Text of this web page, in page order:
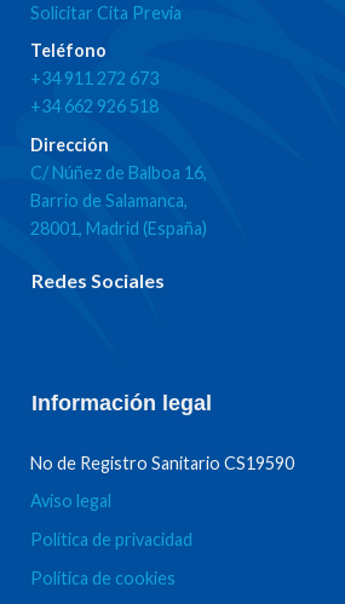
Solicitar Cita Previa
Teléfono
+34 911 272 673
+34 662 926 518
Dirección
C/ Núñez de Balboa 16,
Barrio de Salamanca,
28001, Madrid (España)
Redes Sociales
Información legal
No de Registro Sanitario CS19590
Aviso legal
Política de privacidad
Política de cookies